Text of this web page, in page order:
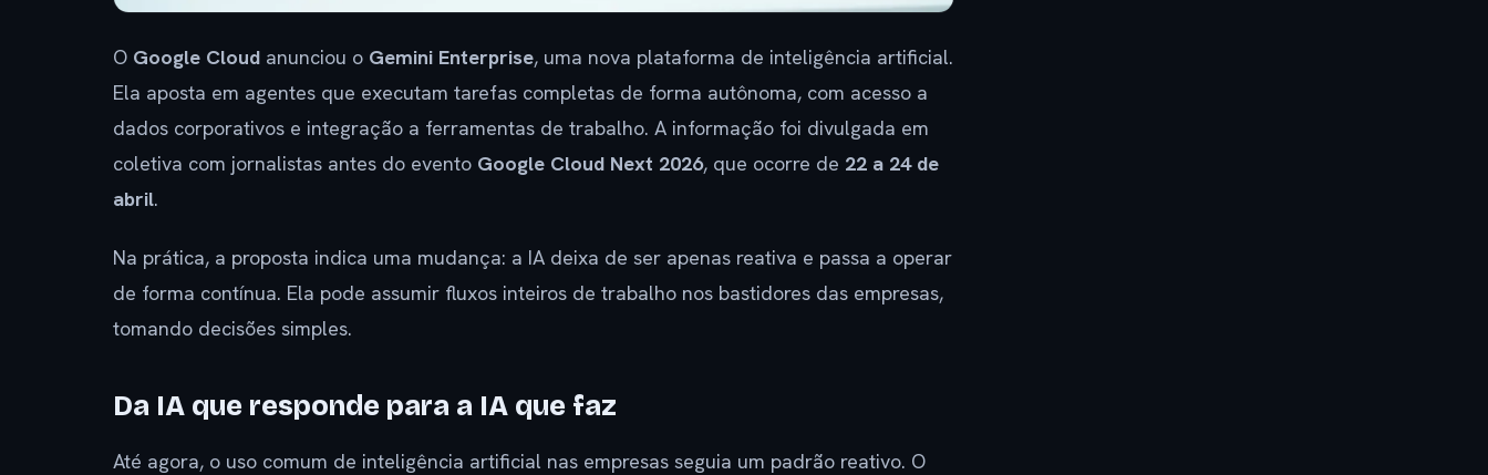
O Google Cloud anunciou o Gemini Enterprise, uma nova plataforma de inteligência artificial.
Ela aposta em agentes que executam tarefas completas de forma autônoma, com acesso a
dados corporativos e integração a ferramentas de trabalho. A informação foi divulgada em
coletiva com jornalistas antes do evento Google Cloud Next 2026, que ocorre de 22 a 24 de
abril.
Na prática, a proposta indica uma mudança: a IA deixa de ser apenas reativa e passa a operar
de forma contínua. Ela pode assumir fluxos inteiros de trabalho nos bastidores das empresas,
tomando decisões simples.
Da IA que responde para a IA que faz
Até agora, o uso comum de inteligência artificial nas empresas seguia um padrão reativo. O